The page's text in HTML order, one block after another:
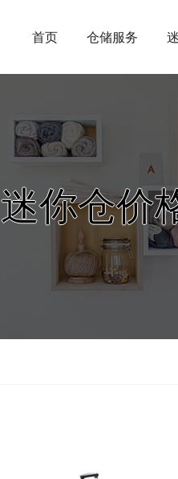
首页 仓储服务
迷你仓价